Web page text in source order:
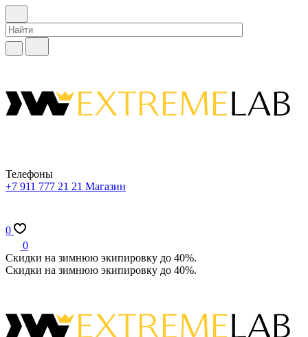
Телефоны
+7 911 777 21 21 Магазин
0
0
Скидки на зимнюю экипировку до 40%.
Скидки на зимнюю экипировку до 40%.